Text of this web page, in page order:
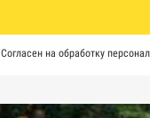
Согласен на обработку